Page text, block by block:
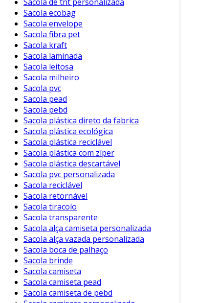
Sacola ecobag
Sacola envelope
Sacola fibra pet
Sacola kraft
Sacola laminada
Sacola leitosa
Sacola milheiro
Sacola pvc
Sacola pead
Sacola pebd
Sacola plástica direto da fabrica
Sacola plástica ecológica
Sacola plástica reciclável
Sacola plástica com zíper
Sacola plástica descartável
Sacola pvc personalizada
Sacola reciclável
Sacola retornável
Sacola tiracolo
Sacola transparente
Sacola alça camiseta personalizada
Sacola alça vazada personalizada
Sacola boca de palhaço
Sacola brinde
Sacola camiseta
Sacola camiseta pead
Sacola camiseta de pebd